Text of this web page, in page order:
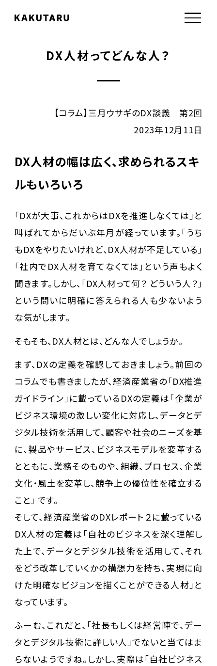
DX人材ってどんな人？
【コラム】三月ウサギのDX談義 第2回
2023年12月11日
DX人材の幅は広く、求められるスキ
ルもいろいろ
「DXが大事、これからはDXを推進しなくては」と
叫ばれてからだいぶ年月が経っています。「うち
もDXをやりたいけれど、DX人材が不足している」
「社内でDX人材を育てなくては」という声もよく
聞きます。しかし、「DX人材って何？ どういう人？」
という問いに明確に答えられる人も少ないよう
な気がします。
そもそも、DX人材とは、どんな人でしょうか。
まず、DXの定義を確認しておきましょう。前回の
コラムでも書きましたが、経済産業省の「DX推進
ガイドライン」に載っているDXの定義は「企業が
ビジネス環境の激しい変化に対応し、データとデ
ジタル技術を活用して、顧客や社会のニーズを基
に、製品やサービス、ビジネスモデルを変革する
とともに、業務そのものや、組織、プロセス、企業
文化・風土を変革し、競争上の優位性を確立する
こと」 です。
そして、経済産業省のDXレポート２に載っている
DX人材の定義は「自社のビジネスを深く理解し
た上で、データとデジタル技術を活用して、それ
をどう改革していくかの構想力を持ち、実現に向
けた明確なビジョンを描くことができる人材」と
なっています。
ふーむ、これだと、「社長もしくは経営陣で、デー
タとデジタル技術に詳しい人」でないと当てはま
らないようですね。しかし、実際は「自社ビジネス